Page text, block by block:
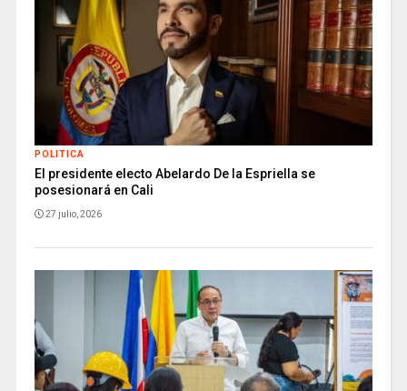
POLITICA
El presidente electo Abelardo De la Espriella se
posesionará en Cali
27 julio, 2026